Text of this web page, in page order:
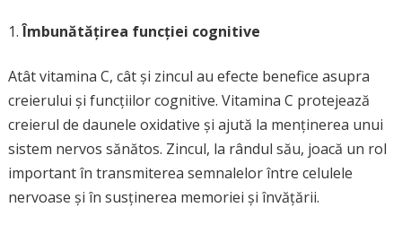
Îmbunătățirea funcției cognitive
Atât vitamina C, cât și zincul au efecte benefice asupra
creierului și funcțiilor cognitive. Vitamina C protejează
creierul de daunele oxidative și ajută la menținerea unui
sistem nervos sănătos. Zincul, la rândul său, joacă un rol
important în transmiterea semnalelor între celulele
nervoase și în susținerea memoriei și învățării.